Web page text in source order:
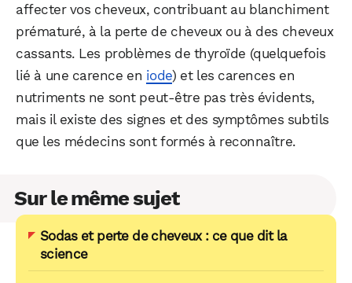
affecter vos cheveux, contribuant au blanchiment
prématuré, à la perte de cheveux ou à des cheveux
cassants. Les problèmes de thyroïde (quelquefois
lié à une carence en iode) et les carences en
nutriments ne sont peut-être pas très évidents,
mais il existe des signes et des symptômes subtils
que les médecins sont formés à reconnaître.
Sur le même sujet
Sodas et perte de cheveux : ce que dit la
science